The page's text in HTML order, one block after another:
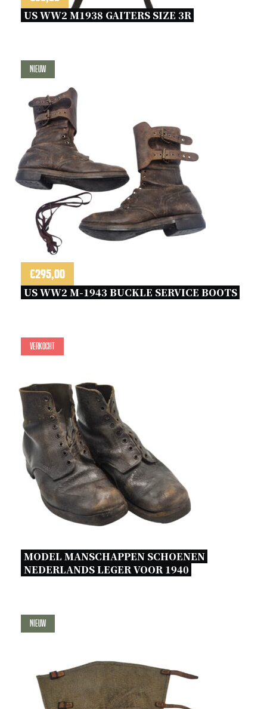
US WW2 M1938 GAITERS SIZE 3R
Nieuw
€295,00
US WW2 M-1943 BUCKLE SERVICE BOOTS
Verkocht
MODEL MANSCHAPPEN SCHOENEN
NEDERLANDS LEGER VOOR 1940
Nieuw